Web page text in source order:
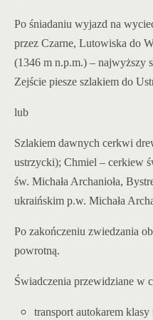
Po śniadaniu wyjazd na
przez Czarne, Lutowiska do
(1346 m n.p.m.) – najwyższy
Zejście piesze szlakiem do
lub
Szlakiem dawnych cerkwi
ustrzycki); Chmiel – cerkiew
św. Michała Archanioła,
ukraińskim p.w. Michała
Po zakończeniu zwiedzania
powrotną.
Świadczenia przewidziane w
transport autokarem